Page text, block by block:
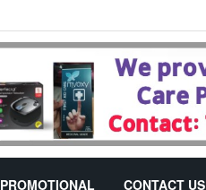
PROMOTIONAL CONTACT US